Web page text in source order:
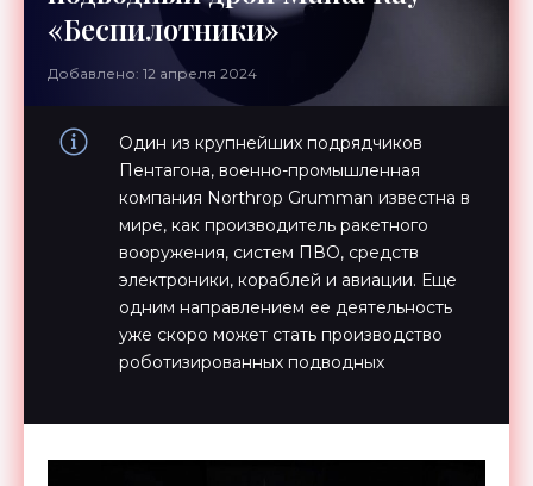
«Беспилотники»
Добавлено: 12 апреля 2024
Один из крупнейших подрядчиков
Пентагона, военно-промышленная
компания Northrop Grumman известна в
мире, как производитель ракетного
вооружения, систем ПВО, средств
электроники, кораблей и авиации. Еще
одним направлением ее деятельность
уже скоро может стать производство
роботизированных подводных